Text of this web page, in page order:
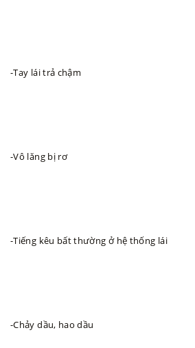
-Tay lái trả chậm
-Vô lăng bị rơ
-Tiếng kêu bất thường ở hệ thống lái
-Chảy dầu, hao dầu